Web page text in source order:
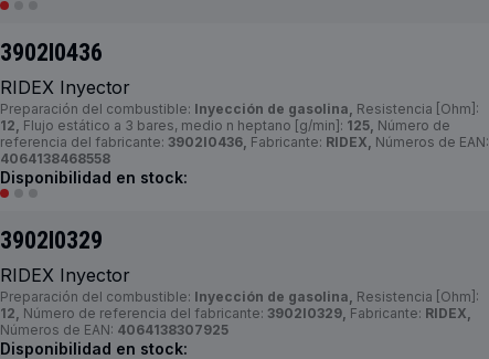
3902I0436
RIDEX Inyector
Preparación del combustible: Inyección de gasolina, Resistencia [Ohm]:
12, Flujo estático a 3 bares, medio n heptano [g/min]: 125, Número de
referencia del fabricante: 3902I0436, Fabricante: RIDEX, Números de EAN:
4064138468558
Disponibilidad en stock:
3902I0329
RIDEX Inyector
Preparación del combustible: Inyección de gasolina, Resistencia [Ohm]:
12, Número de referencia del fabricante: 3902I0329, Fabricante: RIDEX,
Números de EAN: 4064138307925
Disponibilidad en stock: